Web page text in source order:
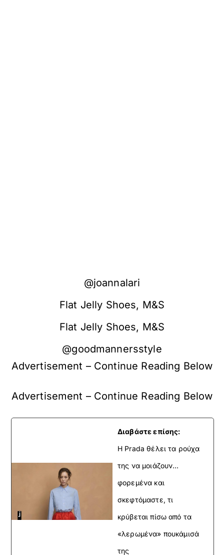
@joannalari
Flat Jelly Shoes, M&S
Flat Jelly Shoes, M&S
@goodmannersstyle
Advertisement – Continue Reading Below
Advertisement – Continue Reading Below
Διαβάστε επίσης:
Η Prada θέλει τα ρούχα
της να μοιάζουν…
φορεμένα και
σκεφτόμαστε, τι
κρύβεται πίσω από τα
«λερωμένα» πουκάμισά
της